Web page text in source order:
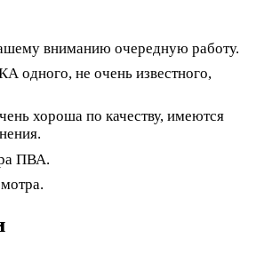
вниманию очередную работу.
одного, не очень известного,
хороша по качеству, имеются
ПВА.